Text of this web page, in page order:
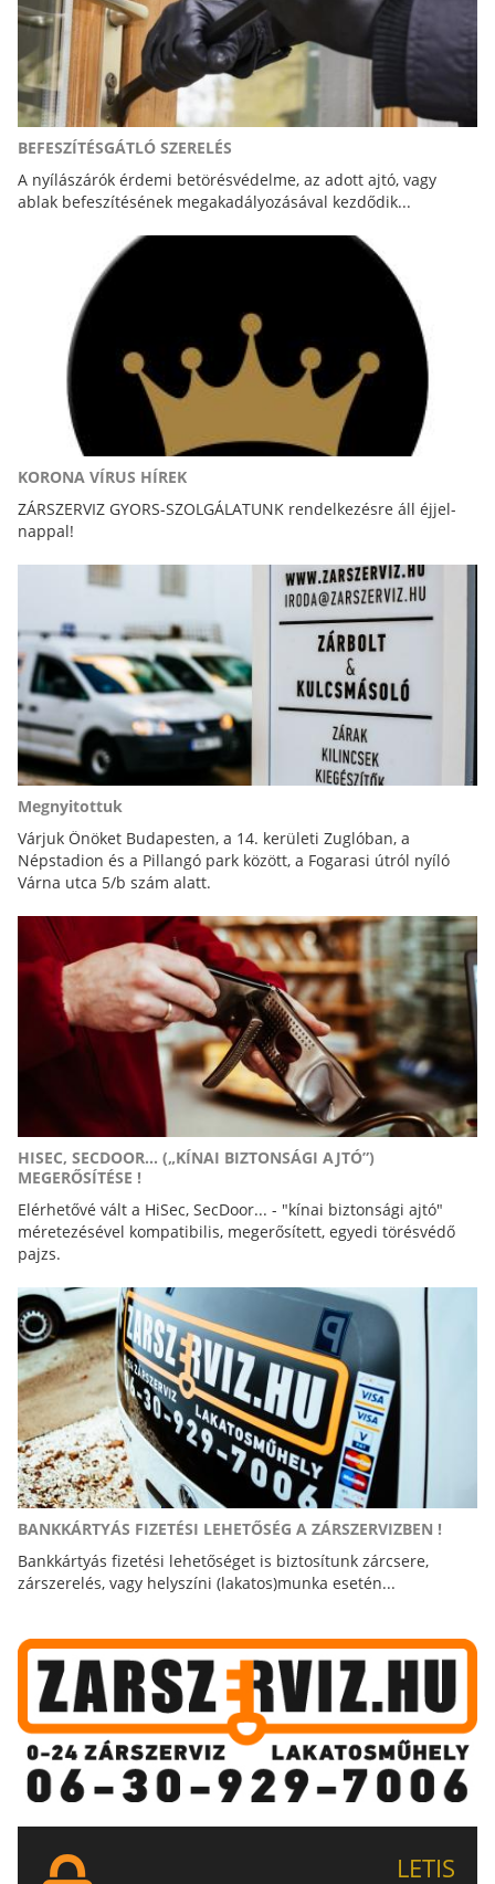
BEFESZÍTÉSGÁTLÓ SZERELÉS
A nyílászárók érdemi betörésvédelme, az adott ajtó, vagy
ablak befeszítésének megakadályozásával kezdődik...
KORONA VÍRUS HÍREK
ZÁRSZERVIZ GYORS-SZOLGÁLATUNK rendelkezésre áll éjjel-
nappal!
Megnyitottuk
Várjuk Önöket Budapesten, a 14. kerületi Zuglóban, a
Népstadion és a Pillangó park között, a Fogarasi útról nyíló
Várna utca 5/b szám alatt.
HISEC, SECDOOR... („KÍNAI BIZTONSÁGI AJTÓ”)
MEGERŐSÍTÉSE !
Elérhetővé vált a HiSec, SecDoor... - "kínai biztonsági ajtó"
méretezésével kompatibilis, megerősített, egyedi törésvédő
pajzs.
BANKKÁRTYÁS FIZETÉSI LEHETŐSÉG A ZÁRSZERVIZBEN !
Bankkártyás fizetési lehetőséget is biztosítunk zárcsere,
zárszerelés, vagy helyszíni (lakatos)munka esetén...
LETIS